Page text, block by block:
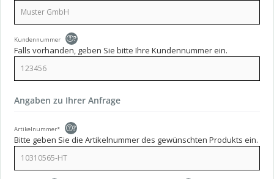
Kundennummer ?
Falls vorhanden, geben Sie bitte Ihre Kundennummer ein.
Angaben zu Ihrer Anfrage
Artikelnummer* ?
Bitte geben Sie die Artikelnummer des gewünschten Produkts ein.